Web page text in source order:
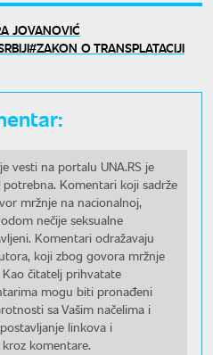
JOVANOVIĆ
ZAKON O TRANSPLATACIJI
vesti na portalu UNA.RS je
Komentari koji sadrže
mržnje na nacionalnoj,
nečije seksualne
Komentari odražavaju
koji zbog govora mržnje
čitatelj prihvatate
mogu biti pronađeni
sa Vašim načelima i
linkova i
komentare.